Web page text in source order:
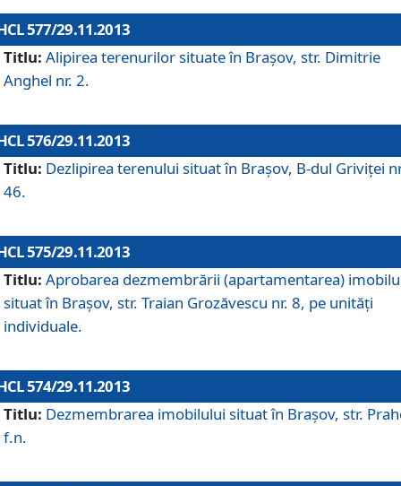
577/29.11.2013
Titlu: Alipirea terenurilor situate în Braşov, str. Dimitrie
Anghel nr. 2.
576/29.11.2013
Titlu: Dezlipirea terenului situat în Braşov, B-dul Griviţei
46.
575/29.11.2013
Titlu: Aprobarea dezmembrării (apartamentarea)
situat în Braşov, str. Traian Grozăvescu nr. 8, pe unităţi
individuale.
574/29.11.2013
Titlu: Dezmembrarea imobilului situat în Braşov, str.
f.n.